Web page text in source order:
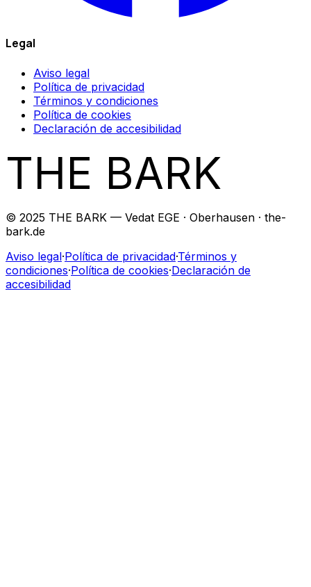
Legal
Aviso legal
Política de privacidad
Términos y condiciones
Política de cookies
Declaración de accesibilidad
THE BARK
© 2025 THE BARK — Vedat EGE · Oberhausen · the-
bark.de
Aviso legal·Política de privacidad·Términos y
condiciones·Política de cookies·Declaración de
accesibilidad